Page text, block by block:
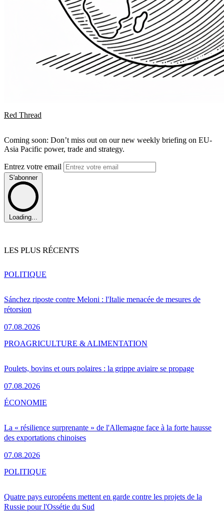
Red Thread
Coming soon: Don’t miss out on our new weekly briefing on EU-
Asia Pacific power, trade and strategy.
Entrez votre email
S'abonner
Loading...
LES PLUS RÉCENTS
Sánchez riposte contre Meloni : l'Italie menacée de mesures de
rétorsion
07.08.2026
POLITIQUE
Poulets, bovins et ours polaires : la grippe aviaire se propage
07.08.2026
PROAGRICULTURE & ALIMENTATION
La « résilience surprenante » de l'Allemagne face à la forte hausse
des exportations chinoises
07.08.2026
ÉCONOMIE
Quatre pays européens mettent en garde contre les projets de la
Russie pour l'Ossétie du Sud
POLITIQUE